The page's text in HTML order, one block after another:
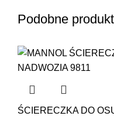
Podobne
ŚCIERECZKA DO